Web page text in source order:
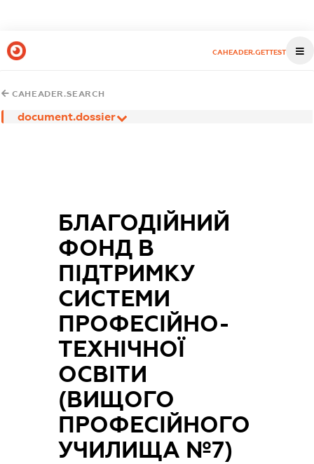
CAHEADER.GETTEST
CAHEADER.SEARCH
document.dossier
БЛАГОДІЙНИЙ
ФОНД В
ПІДТРИМКУ
СИСТЕМИ
ПРОФЕСІЙНО-
ТЕХНІЧНОЇ
ОСВІТИ
(ВИЩОГО
ПРОФЕСІЙНОГО
УЧИЛИЩА №7)